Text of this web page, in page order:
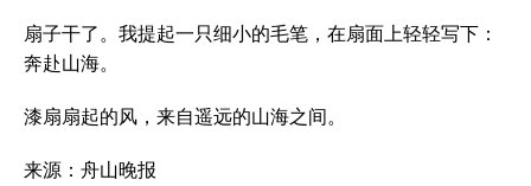
扇子干了。我提起一只细小的毛笔，在扇面上轻轻写下：
奔赴山海。
漆扇扇起的风，来自遥远的山海之间。
来源：舟山晚报